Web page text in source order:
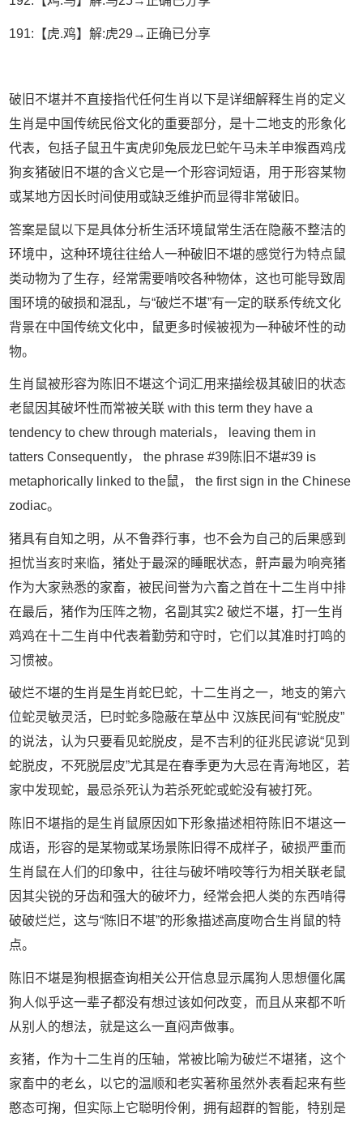
191:【虎.鸡】解:虎29→正确已分享
破旧不堪并不直接指代任何生肖以下是详细解释生肖的定义
生肖是中国传统民俗文化的重要部分，是十二地支的形象化
代表，包括子鼠丑牛寅虎卯兔辰龙巳蛇午马未羊申猴酉鸡戌
狗亥猪破旧不堪的含义它是一个形容词短语，用于形容某物
或某地方因长时间使用或缺乏维护而显得非常破旧。
答案是鼠以下是具体分析生活环境鼠常生活在隐蔽不整洁的
环境中，这种环境往往给人一种破旧不堪的感觉行为特点鼠
类动物为了生存，经常需要啃咬各种物体，这也可能导致周
围环境的破损和混乱，与“破烂不堪”有一定的联系传统文化
背景在中国传统文化中，鼠更多时候被视为一种破坏性的动
物。
生肖鼠被形容为陈旧不堪这个词汇用来描绘极其破旧的状态
老鼠因其破坏性而常被关联 with this term they have a
tendency to chew through materials， leaving them in
tatters Consequently， the phrase #39陈旧不堪#39 is
metaphorically linked to the鼠， the first sign in the Chinese
zodiac。
猪具有自知之明，从不鲁莽行事，也不会为自己的后果感到
担忧当亥时来临，猪处于最深的睡眠状态，鼾声最为响亮猪
作为大家熟悉的家畜，被民间誉为六畜之首在十二生肖中排
在最后，猪作为压阵之物，名副其实2 破烂不堪，打一生肖
鸡鸡在十二生肖中代表着勤劳和守时，它们以其准时打鸣的
习惯被。
破烂不堪的生肖是生肖蛇巳蛇，十二生肖之一，地支的第六
位蛇灵敏灵活，巳时蛇多隐蔽在草丛中 汉族民间有“蛇脱皮”
的说法，认为只要看见蛇脱皮，是不吉利的征兆民谚说“见到
蛇脱皮，不死脱层皮”尤其是在春季更为大忌在青海地区，若
家中发现蛇，最忌杀死认为若杀死蛇或蛇没有被打死。
陈旧不堪指的是生肖鼠原因如下形象描述相符陈旧不堪这一
成语，形容的是某物或某场景陈旧得不成样子，破损严重而
生肖鼠在人们的印象中，往往与破坏啃咬等行为相关联老鼠
因其尖锐的牙齿和强大的破坏力，经常会把人类的东西啃得
破破烂烂，这与“陈旧不堪”的形象描述高度吻合生肖鼠的特
点。
陈旧不堪是狗根据查询相关公开信息显示属狗人思想僵化属
狗人似乎这一辈子都没有想过该如何改变，而且从来都不听
从别人的想法，就是这么一直闷声做事。
亥猪，作为十二生肖的压轴，常被比喻为破烂不堪猪，这个
家畜中的老幺，以它的温顺和老实著称虽然外表看起来有些
憨态可掬，但实际上它聪明伶俐，拥有超群的智能，特别是